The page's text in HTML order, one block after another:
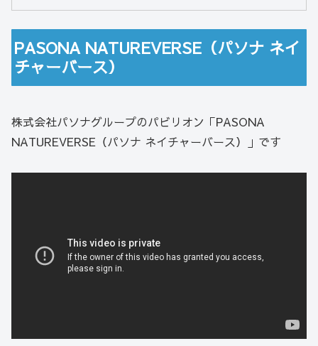
PASONA NATUREVERSE（パソナ ネイ
チャーバース）
株式会社パソナグループのパビリオン「PASONA
NATUREVERSE（パソナ ネイチャーバース）」です